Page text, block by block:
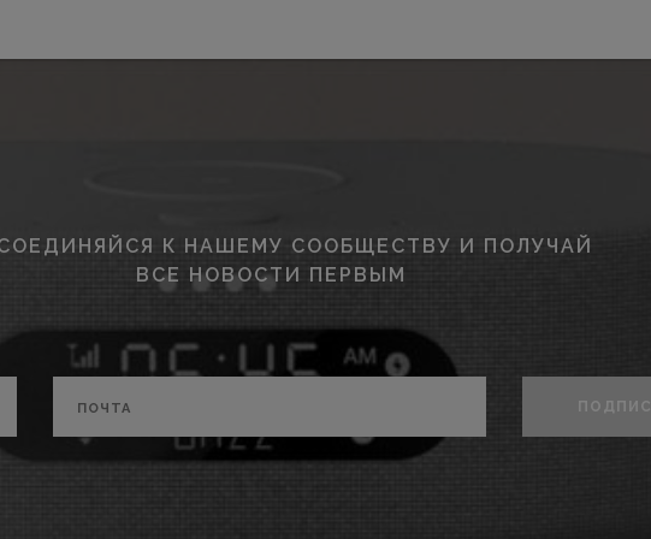
К НАШЕМУ СООБЩЕСТВУ И ПОЛУЧАЙ
ВСЕ НОВОСТИ ПЕРВЫМ